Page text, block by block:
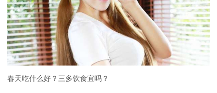
春天吃什么好？三多饮食宜吗？